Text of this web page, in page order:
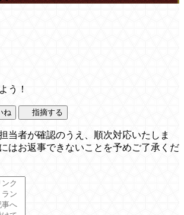
う！
ね 指摘する
当者が確認のうえ、順次対応いたしま
はお返事できないことを予めご了承くだ